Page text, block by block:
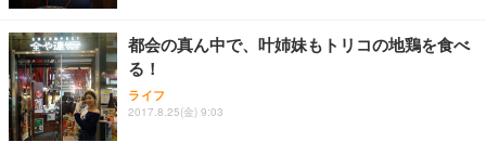
務用 おしゃれ パソコンチェア (ブラック)
Sezlife オフィスチェア デスクチェア 疲れない テレ
ワーク チェア 強化バックレスト 30度ロッキング機
能 人間工学 椅子 腰サポート 90度跳ね上げ式アーム
【整備済み品】Dell E2724HS 27インチ 液晶モニタ
ー フルHD（1920×1080）VA 非光沢 HDMI/DisplayP
ort/VGA スピーカー内蔵 高さ調整 スイベル VESA対
Smart Basic(スマートベーシック) 【Amazon.co.jp
限定】 Smart Basic アイリスオーヤマ ペットシーツ
超厚型 お徳用 ワイド 100枚入 (x 1) (ケース販売)
都会の真ん中で、叶姉妹もトリコの地鶏を食べ
る！
ライフ
2017.8.25(金) 9:03